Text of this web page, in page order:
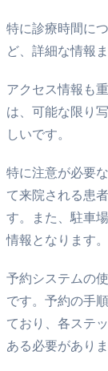
特に診療時間に
ど、詳細な情報
アクセス情報も
は、可能な限り
しいです。
特に注意が必要
て来院される患
す。また、駐車
情報となります。
予約システムの
です。予約の手
ており、各ステ
ある必要がありま